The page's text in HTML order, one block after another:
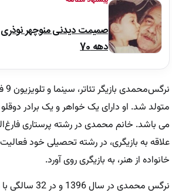
صمیمت دیدنی منوچهر نوذری
دهه 70
متولد شد. او دارای یک خواهر و یک برادر
می باشد. خانم محمدی در رشته پرستاری
علاقه به بازیگری، در رشته تحصیلی خود
خانواده از هنر، به بازیگری روی آورد.
نرگس محمدی در